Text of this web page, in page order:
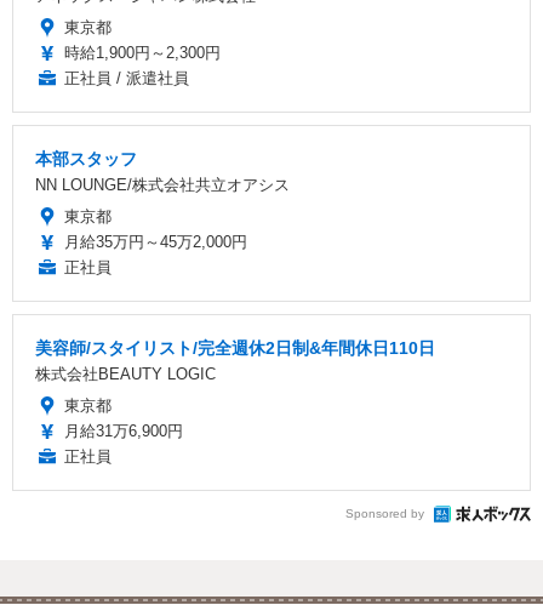
東京都
時給1,900円～2,300円
正社員 / 派遣社員
本部スタッフ
NN LOUNGE/株式会社共立オアシス
東京都
月給35万円～45万2,000円
正社員
美容師/スタイリスト/完全週休2日制&年間休日110日
株式会社BEAUTY LOGIC
東京都
月給31万6,900円
正社員
Sponsored by